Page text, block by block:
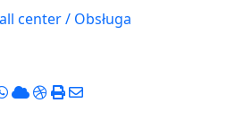
center / Obsługa
Whatsapp
CloudStumbleUpon
PrintShare